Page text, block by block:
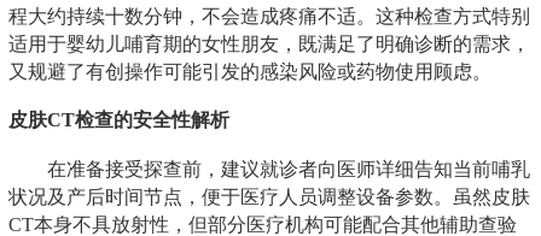
程大约持续十数分钟，不会造成疼痛不适。这种检查方式特别
适用于婴幼儿哺育期的女性朋友，既满足了明确诊断的需求，
又规避了有创操作可能引发的感染风险或药物使用顾虑。
皮肤CT检查的安全性解析
在准备接受探查前，建议就诊者向医师详细告知当前哺乳
状况及产后时间节点，便于医疗人员调整设备参数。虽然皮肤
CT本身不具放射性，但部分医疗机构可能配合其他辅助查验